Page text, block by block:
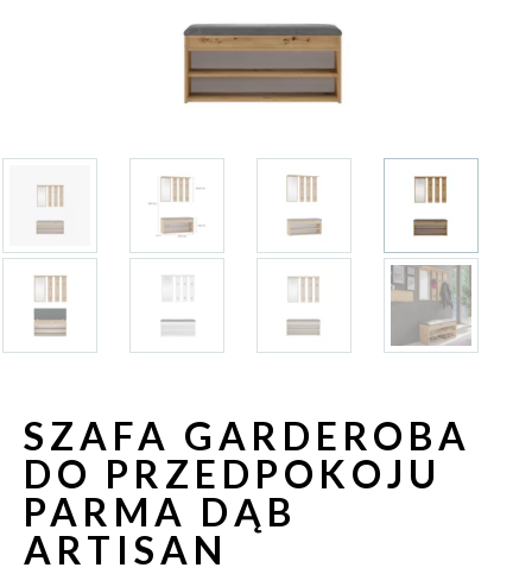
SZAFA GARDEROBA
DO PRZEDPOKOJU
PARMA DĄB
ARTISAN